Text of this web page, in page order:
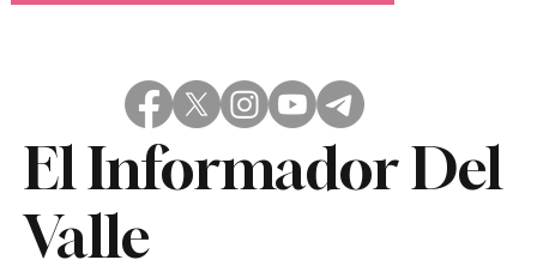
El Informador Del
Valle